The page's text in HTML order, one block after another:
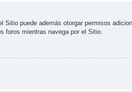
puede además otorgar permisos
foros mientras navega por el Sitio.